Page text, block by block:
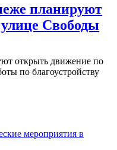
планируют
Свободы
открыть движение по
по благоустройству
мероприятия в